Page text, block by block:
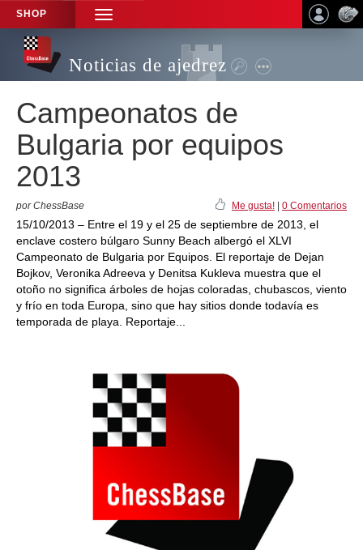
SHOP
TOGGLE
NAVIGATION
Noticias de ajedrez
Campeonatos de
Bulgaria por equipos
2013
por ChessBase Me gusta! 0 Comentarios
15/10/2013 – Entre el 19 y el 25 de septiembre de 2013, el
enclave costero búlgaro Sunny Beach albergó el XLVI
Campeonato de Bulgaria por Equipos. El reportaje de Dejan
Bojkov, Veronika Adreeva y Denitsa Kukleva muestra que el
otoño no significa árboles de hojas coloradas, chubascos, viento
y frío en toda Europa, sino que hay sitios donde todavía es
temporada de playa. Reportaje...